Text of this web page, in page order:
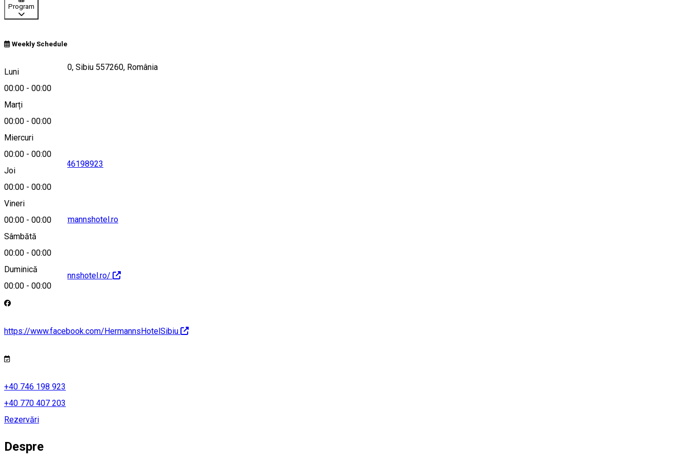
Program
Weekly Schedule
Luni
00:00 - 00:00
Marți
00:00 - 00:00
Miercuri
00:00 - 00:00
Joi
00:00 - 00:00
Vineri
00:00 - 00:00
Sâmbătă
00:00 - 00:00
Duminică
00:00 - 00:00
Calea Gușteriței 20, Sibiu 557260, România
Hartă
0746198923
reservations@hermannshotel.ro
http://www.hermannshotel.ro/
https://www.facebook.com/HermannsHotelSibiu
+40 746 198 923
+40 770 407 203
Rezervări
Despre